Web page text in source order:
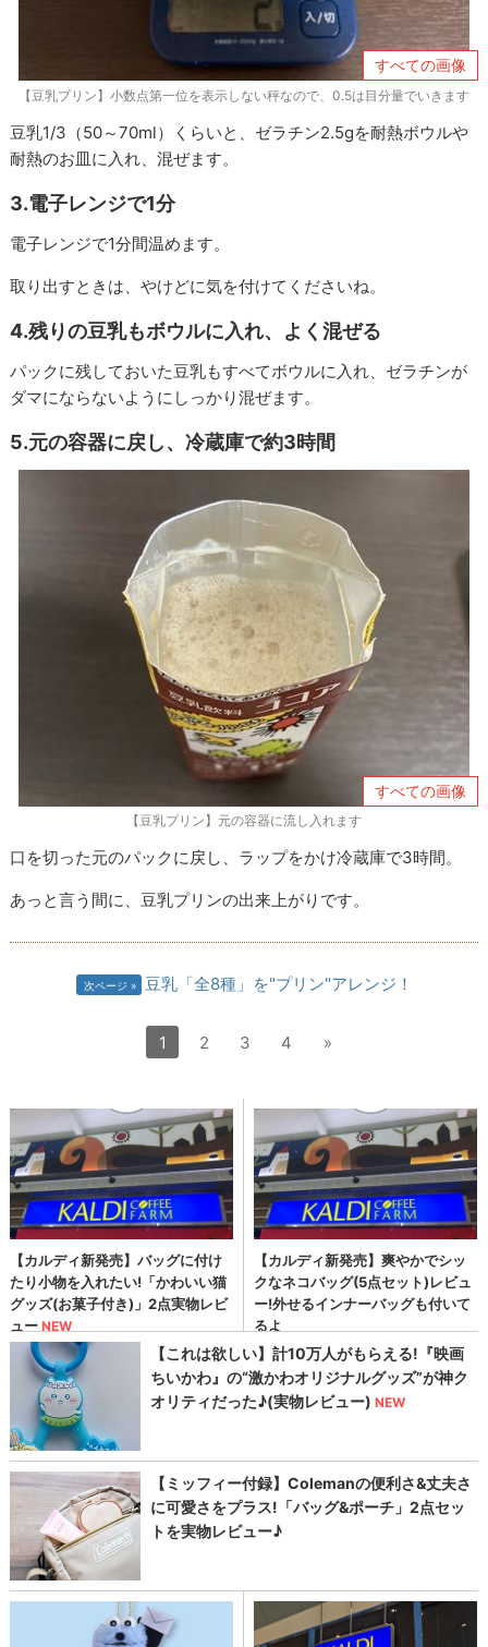
すべての画像
【豆乳プリン】小数点第一位を表示しない秤なので、0.5は目分量でいきます
豆乳1/3（50～70ml）くらいと、ゼラチン2.5gを耐熱ボウルや
耐熱のお皿に入れ、混ぜます。
3.電子レンジで1分
電子レンジで1分間温めます。
取り出すときは、やけどに気を付けてくださいね。
4.残りの豆乳もボウルに入れ、よく混ぜる
パックに残しておいた豆乳もすべてボウルに入れ、ゼラチンが
ダマにならないようにしっかり混ぜます。
5.元の容器に戻し、冷蔵庫で約3時間
すべての画像
【豆乳プリン】元の容器に流し入れます
口を切った元のパックに戻し、ラップをかけ冷蔵庫で3時間。
あっと言う間に、豆乳プリンの出来上がりです。
次ページ 豆乳「全8種」を"プリン"アレンジ！
1 2 3 4 »